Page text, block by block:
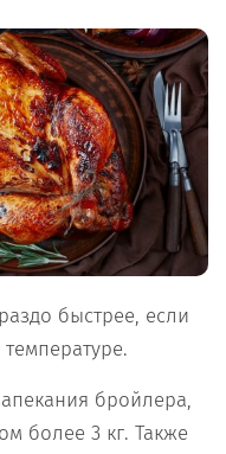
быстрее, если
бройлера,
более 3 кг. Также